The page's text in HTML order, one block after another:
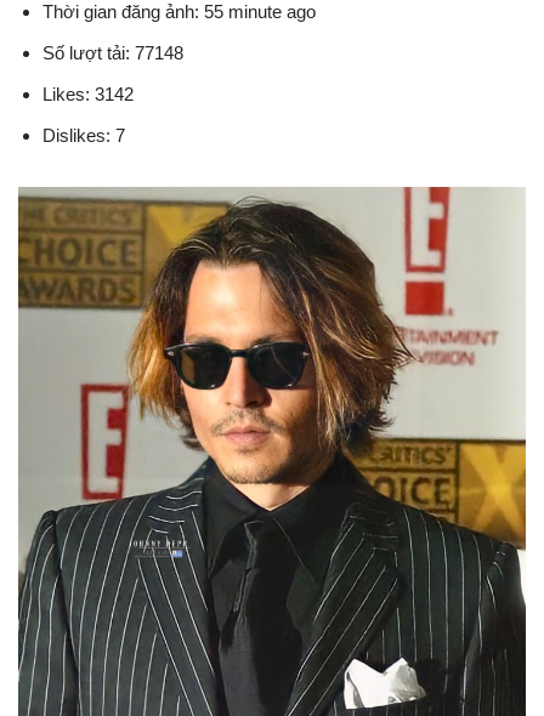
Thời gian đăng ảnh: 55 minute ago
Số lượt tải: 77148
Likes: 3142
Dislikes: 7